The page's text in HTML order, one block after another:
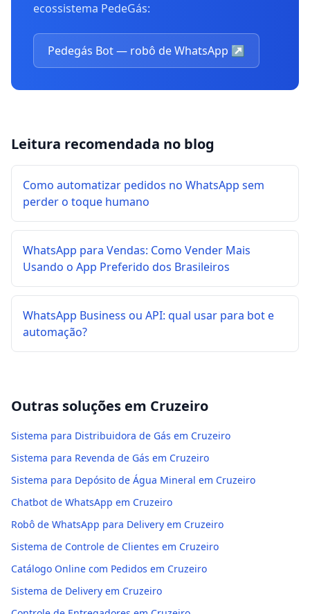
ecossistema PedeGás:
Pedegás Bot — robô de WhatsApp ↗
Leitura recomendada no blog
Como automatizar pedidos no WhatsApp sem
perder o toque humano
WhatsApp para Vendas: Como Vender Mais
Usando o App Preferido dos Brasileiros
WhatsApp Business ou API: qual usar para bot e
automação?
Outras soluções em Cruzeiro
Sistema para Distribuidora de Gás em Cruzeiro
Sistema para Revenda de Gás em Cruzeiro
Sistema para Depósito de Água Mineral em Cruzeiro
Chatbot de WhatsApp em Cruzeiro
Robô de WhatsApp para Delivery em Cruzeiro
Sistema de Controle de Clientes em Cruzeiro
Catálogo Online com Pedidos em Cruzeiro
Sistema de Delivery em Cruzeiro